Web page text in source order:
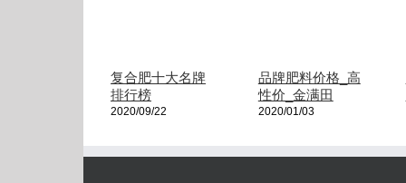
复合肥十大名牌
排行榜
2020/09/22
品牌肥料价格_高
性价_金满田
2020/01/03